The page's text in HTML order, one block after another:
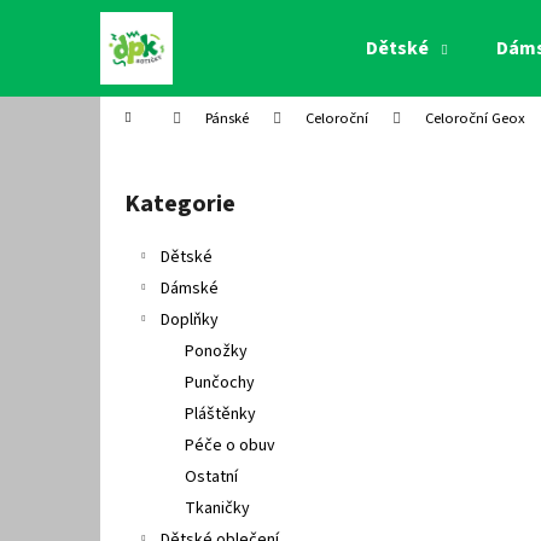
Dětské
Domů Pánské Celoroční Celoroční Geox
Přeskočit
kategorie
Kategorie
Dětské
Dámské
Doplňky
Ponožky
Punčochy
Pláštěnky
Péče o obuv
Ostatní
Tkaničky
í
Zpět
do
Zpět
do